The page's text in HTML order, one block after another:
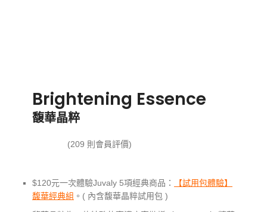
Brightening Essence
馥華晶粹
( 209則會員評價)
$120元一次體驗Juvaly 5項經典商品：
【試用包體驗】
馥華經典組 。( 內含馥華晶粹試用包 )